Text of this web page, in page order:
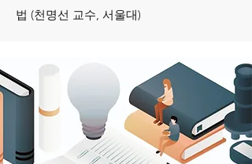
법 (천명선 교수, 서울대)